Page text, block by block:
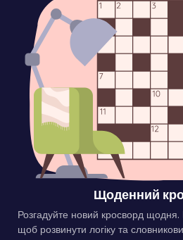
Щоденний
Розгадуйте новий кросворд щодня.
щоб розвинути логіку та